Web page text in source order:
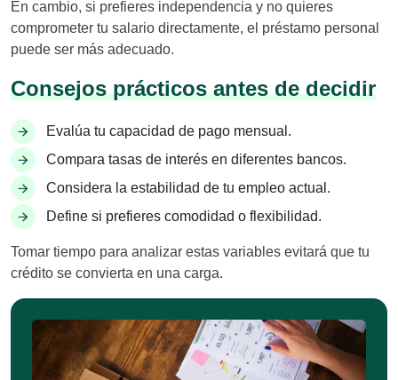
En cambio, si prefieres independencia y no quieres
comprometer tu salario directamente, el préstamo personal
puede ser más adecuado.
Consejos prácticos antes de decidir
Evalúa tu capacidad de pago mensual.
Compara tasas de interés en diferentes bancos.
Considera la estabilidad de tu empleo actual.
Define si prefieres comodidad o flexibilidad.
Tomar tiempo para analizar estas variables evitará que tu
crédito se convierta en una carga.